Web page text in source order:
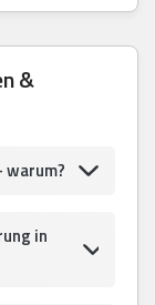
&
warum?
in